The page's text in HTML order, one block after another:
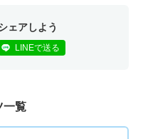
ェアしよう
LINEで送る
一覧